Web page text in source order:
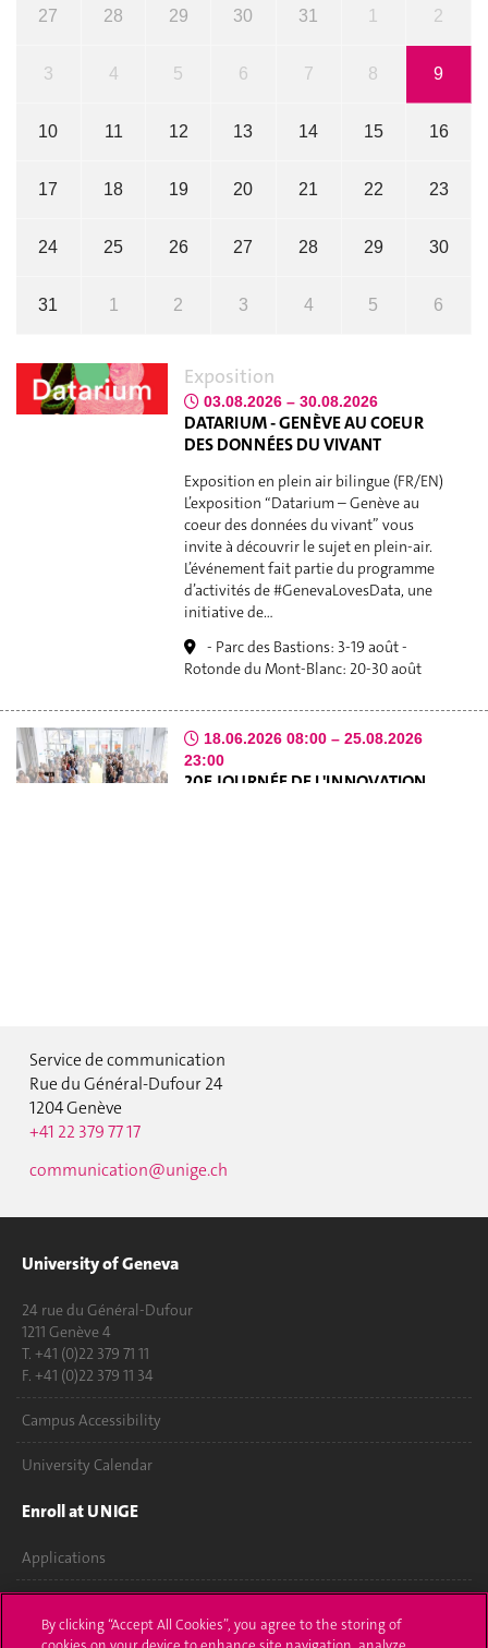
27 28 29 30 31 1 2
3 4 5 6 7 8 9
10 11 12 13 14 15 16
17 18 19 20 21 22 23
24 25 26 27 28 29 30
31 1 2 3 4 5 6
Exposition
03.08.2026 – 30.08.2026
DATARIUM - GENÈVE AU COEUR
DES DONNÉES DU VIVANT
Exposition en plein air bilingue (FR/EN)
L’exposition “Datarium – Genève au
coeur des données du vivant” vous
invite à découvrir le sujet en plein-air.
L’événement fait partie du programme
d’activités de #GenevaLovesData, une
initiative de…
- Parc des Bastions: 3-19 août -
Rotonde du Mont-Blanc: 20-30 août
18.06.2026 08:00 – 25.08.2026
23:00
20E JOURNÉE DE L'INNOVATION
Formation
What We Offer Join students and young
professionals from around the world for
Service de communication
Rue du Général-Dufour 24
1204 Genève
+41 22 379 77 17
communication@unige.ch
University of Geneva
24 rue du Général-Dufour
1211 Genève 4
T. +41 (0)22 379 71 11
F. +41 (0)22 379 11 34
Campus Accessibility
University Calendar
Enroll at UNIGE
Applications
By clicking “Accept All Cookies”, you agree to the storing of